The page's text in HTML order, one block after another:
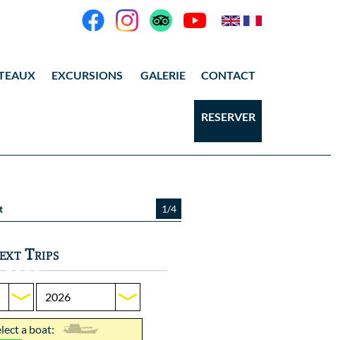
EXCURSIONS
KOH TAO
GALERIE
Photos Ang Thong
Photos Koh Tao
CONTACT
RESERVER
1/4
Trips
a boat: